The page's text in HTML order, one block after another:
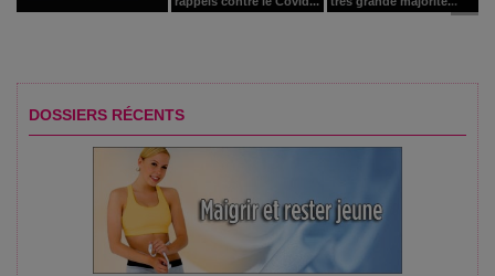
DOSSIERS RÉCENTS